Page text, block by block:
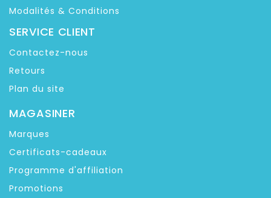
Modalités & Conditions
SERVICE CLIENT
Contactez-nous
Retours
Plan du site
MAGASINER
Marques
Certificats-cadeaux
Programme d'affiliation
Promotions